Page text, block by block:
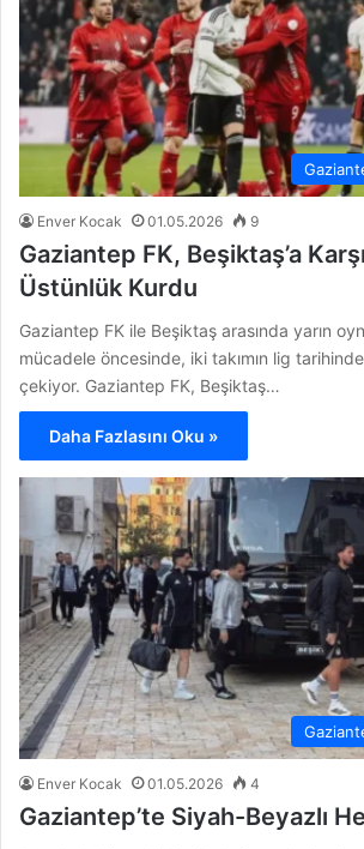
Enver Kocak 01.05.2026 9
Gaziantep FK, Beşiktaş’a
Üstünlük Kurdu
Gaziantep FK ile Beşiktaş arasında yarın
mücadele öncesinde, iki takımın lig
çekiyor. Gaziantep FK, Beşiktaş…
Daha Fazlasını Oku »
Enver Kocak 01.05.2026 4
Gaziantep’te Siyah-Beyazlı